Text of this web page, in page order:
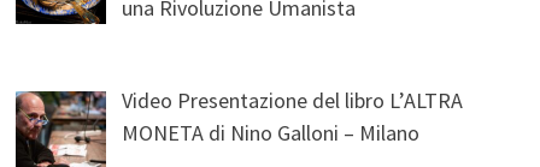
una Rivoluzione Umanista
Video Presentazione del libro L’ALTRA
MONETA di Nino Galloni – Milano